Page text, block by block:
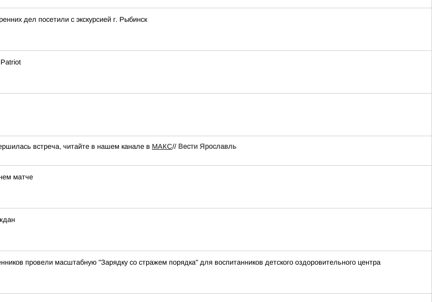
дел посетили с экскурсией г. Рыбинск
встреча, читайте в нашем канале в МАКС// Вести Ярославль
матче
провели масштабную "Зарядку со стражем порядка" для воспитанников детского оздоровительного центра